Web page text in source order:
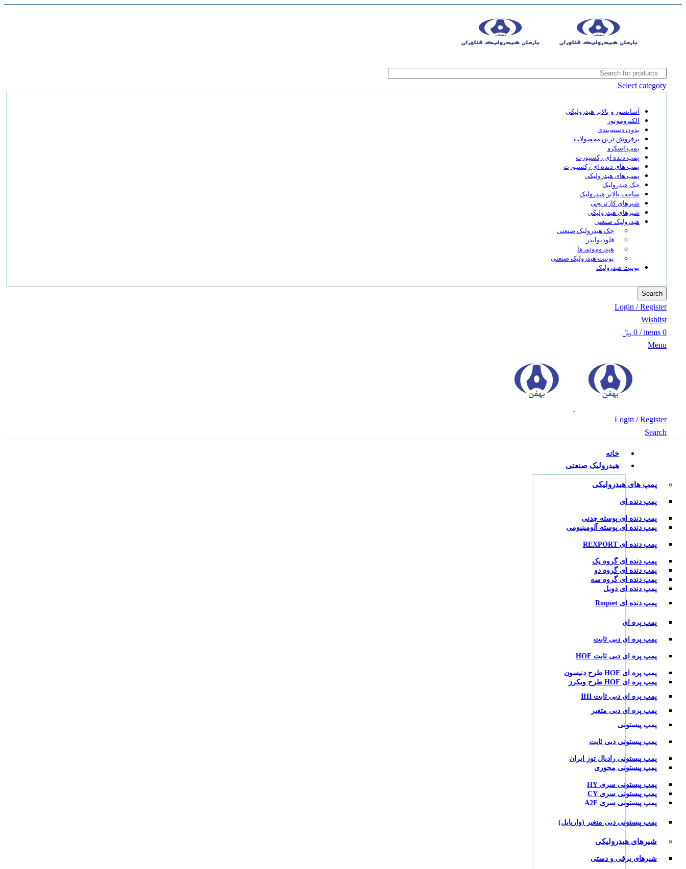
Select category
آسانسور و بالابر هیدرولیکی
الکتروموتور
بدون دسته‌بندی
پرفروش ترین محصولات
پمپ اسکرو
پمپ دنده ای رکسپورت
پمپ های دنده ای رکسپورت
پمپ های هیدرولیکی
جک هیدرولیک
ساخت بالابر هیدرولیک
شیرهای کارتریجی
شیرهای هیدرولیکی
هیدرولیک صنعتی
جک هیدرولیک صنعتی
فلودیوایدر
هیدروموتورها
یونیت هیدرولیک صنعتی
یونیت هیدرولیک
Search
Login / Register
Wishlist
0
items
/
0 ﷼
Menu
Login / Register
Search
خانه
هیدرولیک صنعتی
پمپ های هیدرولیکی
پمپ دنده ای
پمپ دنده ای پوسته چدنی
پمپ دنده ای پوسته آلومینیومی
پمپ دنده ای REXPORT
پمپ دنده ای گروه یک
پمپ دنده ای گروه دو
پمپ دنده ای گروه سه
پمپ دنده ای دوبل
پمپ دنده ای Roquet
پمپ پره ای
پمپ پره ای دبی ثابت
پمپ پره ای دبی ثابت HOF
پمپ پره ای HOF طرح دنیسون
پمپ پره ای HOF طرح ویکرز
پمپ پره ای دبی ثابت IHI
پمپ پره ای دبی متغیر
پمپ پیستونی
پمپ پیستونی دبی ثابت
پمپ پیستونی رادیال توز ایران
پمپ پیستونی محوری
پمپ پیستونی سری HY
پمپ پیستونی سری CY
پمپ پیستونی سری A2F
پمپ پیستونی دبی متغیر (واریابل)
شیرهای هیدرولیکی
شیرهای برقی و دستی